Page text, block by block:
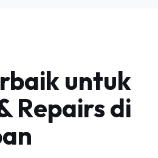
untuk
Repairs di